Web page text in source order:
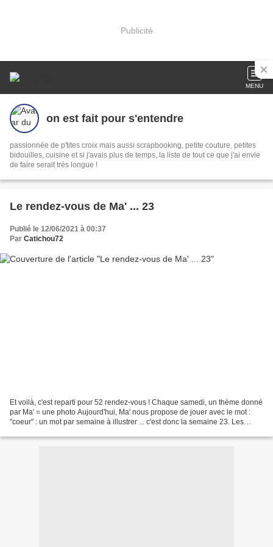
Publicité
MENU
on est fait pour s'entendre
passionnée de p'tites croix mais aussi scrapbooking, petite couture, petites
bidouilles, cuisine et si j'avais plus de temps, la liste de tout ce que j'ai envie
de faire serait très longue !
Le rendez-vous de Ma' ... 23
Publié le 12/06/2021 à 00:37
Par Catichou72
Et voilà, c'est reparti pour 52 rendez-vous ! Chaque samedi, un thème donné
par Ma' = une photo Aujourd'hui, Ma' nous propose de jouer avec le mot :
"coeur" : un mot par semaine à illustrer ... c'est donc la semaine 23. Les